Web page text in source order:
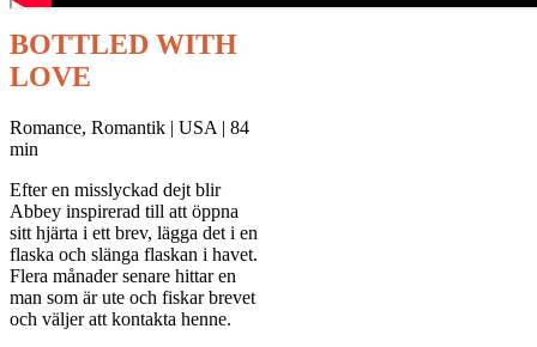
BOTTLED WITH
LOVE
Romance, Romantik | USA | 84
min
Efter en misslyckad dejt blir
Abbey inspirerad till att öppna
sitt hjärta i ett brev, lägga det i en
flaska och slänga flaskan i havet.
Flera månader senare hittar en
man som är ute och fiskar brevet
och väljer att kontakta henne.